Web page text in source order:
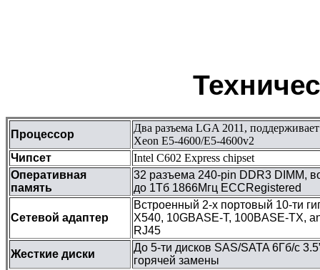
Процессор
Два разъема LGA 2011,
Xeon E5-4600/E5-4600v2
Чипсет
Intel C602 Express chipset
Оперативная
память
32 разъема 240-pin DDR3 DIMM,
до 1Tб 1866Мгц ECCRegistered
Сетевой адаптер
Встроенный 2-х портовый 10-ти
X540, 10GBASE-T, 100BASE-TX,
RJ45
Жесткие диски
До 5-ти дисков SAS/SATA 6Гб/с
горячей замены